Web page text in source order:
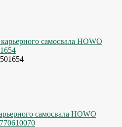
самосвала HOWO
самосвала HOWO